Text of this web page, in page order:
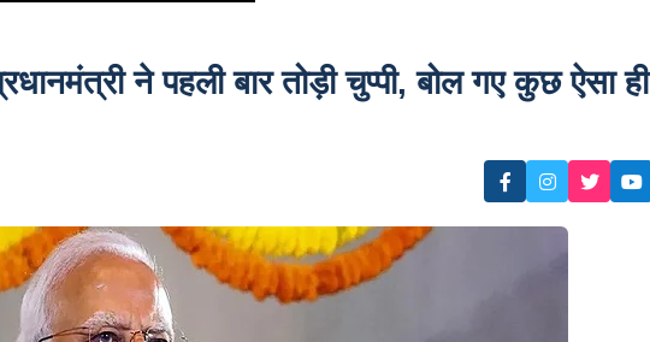
ने पहली बार तोड़ी चुप्पी, बोल गए कुछ ऐसा ही